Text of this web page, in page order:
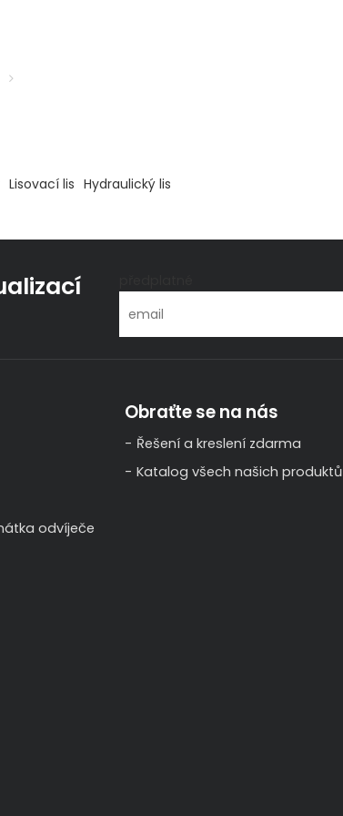
Lisovací lis Hydraulický lis
odvíječe
Obraťte se na nás
Řešení a kreslení zdarma
Katalog všech našich produktů